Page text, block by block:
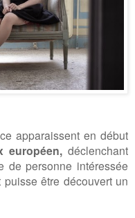
apparaissent en début
européen, déclenchant
de personne intéressée
être découvert un